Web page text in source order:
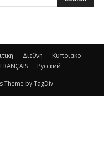
Διεθνη
Κυπριακο
FRANÇAIS Русский
Theme by TagDiv